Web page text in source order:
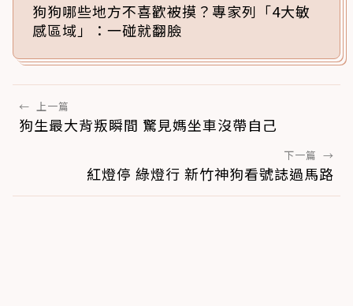
狗狗哪些地方不喜歡被摸？專家列「4大敏
感區域」：一碰就翻臉
← 上一篇
狗生最大背叛瞬間 驚見媽坐車沒帶自己
下一篇 →
紅燈停 綠燈行 新竹神狗看號誌過馬路